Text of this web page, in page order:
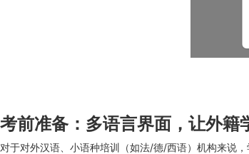
考前准备：多语言界面，让外籍
对于对外汉语、小语种培训（如法/德/西语）机构来说